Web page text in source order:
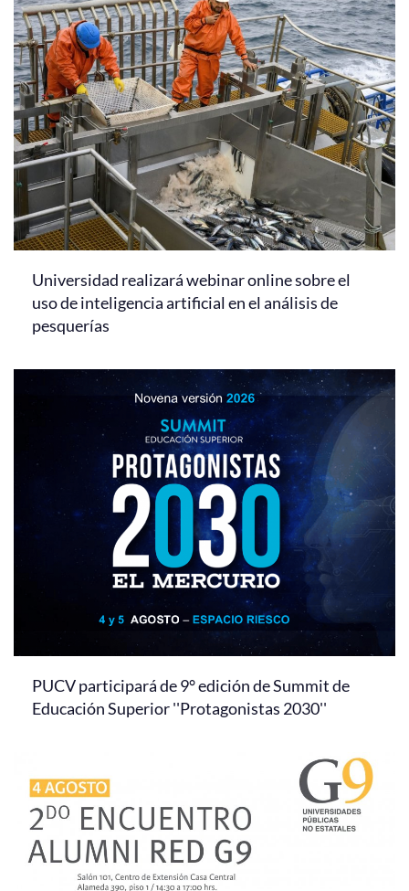
Universidad realizará webinar online sobre el
uso de inteligencia artificial en el análisis de
pesquerías
PUCV participará de 9° edición de Summit de
Educación Superior ''Protagonistas 2030''